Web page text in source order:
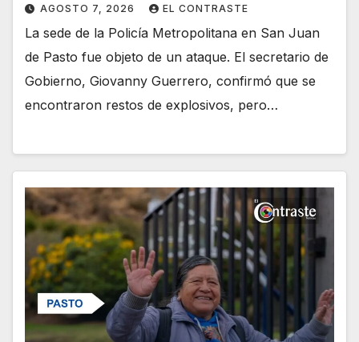
AGOSTO 7, 2026 EL CONTRASTE
La sede de la Policía Metropolitana en San Juan
de Pasto fue objeto de un ataque. El secretario de
Gobierno, Giovanny Guerrero, confirmó que se
encontraron restos de explosivos, pero…